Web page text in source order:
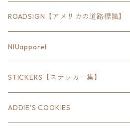
ROADSIGN【アメリカの道路標識】
18inch×6inch
18inch×8inch
18inch×12inch
NIUapparel
STICKERS【ステッカー集】
ステート
ADDIE'S COOKIES